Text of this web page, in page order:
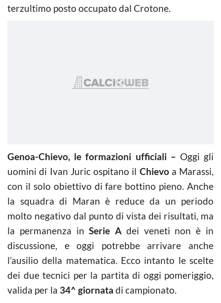
terzultimo posto occupato dal Crotone.
Genoa-Chievo, le formazioni ufficiali – Oggi gli
uomini di Ivan Juric ospitano il Chievoa Marassi,
con il solo obiettivo di fare bottino pieno. Anche
la squadra di Maran è reduce da un periodo
molto negativo dal punto di vista dei risultati, ma
la permanenza inSerie A dei veneti non è in
discussione, e oggi potrebbe arrivare anche
l’ausilio della matematica. Ecco intanto le scelte
dei due tecnici per la partita di oggi pomeriggio,
valida per la 34^ giornata di campionato.